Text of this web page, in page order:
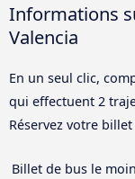
Informations
Valencia
En un seul clic,
qui effectuent 2
Réservez votre
Billet de bus le